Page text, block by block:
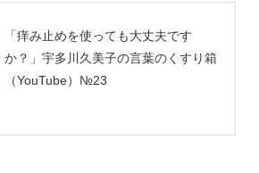
「痒み止めを使っても大丈夫です
か？」宇多川久美子の言葉のくすり箱
（YouTube）№23